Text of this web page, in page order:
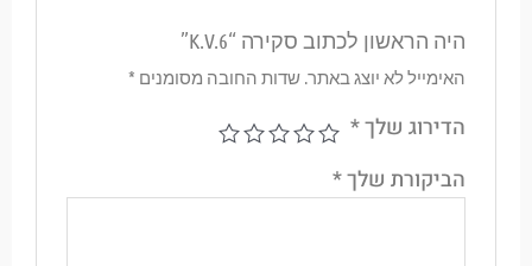
היה הראשון לכתוב סקירה “K.V.6”
האימייל לא יוצג באתר.שדות החובה מסומנים*
הדירוג שלך*
הביקורת שלך*